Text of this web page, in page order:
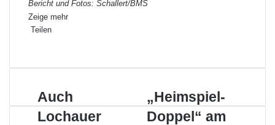
Bericht und Fotos: Schallert/BMS
Zeige mehr
Teilen
E-
Auch
Lochauer
Rätscher
Auch
Lochauer
„Heimspiel-
Doppel“
am
„Heimspiel-
Doppel“ am